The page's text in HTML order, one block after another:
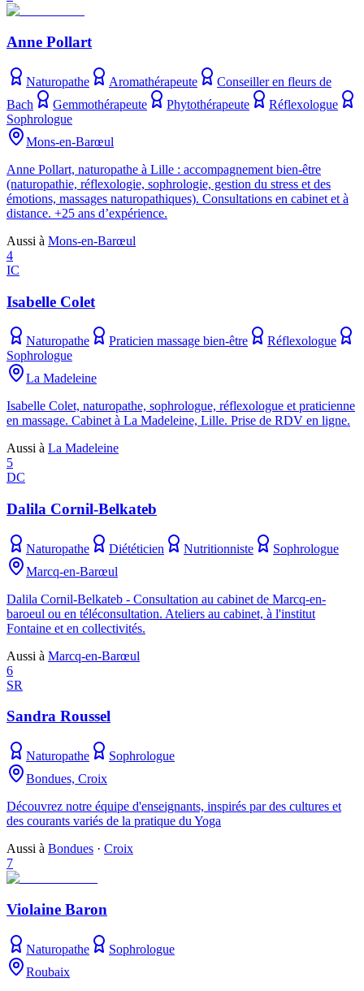
Anne Pollart
Naturopathe Aromathérapeute
Conseiller en fleurs de
Bach
Gemmothérapeute Phytothérapeute
Réflexologue
Sophrologue
Mons-en-Barœul
Anne Pollart, naturopathe à Lille : accompagnement bien-être
(naturopathie, réflexologie, sophrologie, gestion du stress et des
émotions, massages naturopathiques). Consultations en cabinet et à
distance. +25 ans d’expérience.
Aussi à Mons-en-Barœul
4
IC
Isabelle Colet
Naturopathe Praticien massage bien-être
Réflexologue
Sophrologue
La Madeleine
Isabelle Colet, naturopathe, sophrologue, réflexologue et praticienne
en massage. Cabinet à La Madeleine, Lille. Prise de RDV en ligne.
Aussi à La Madeleine
5
DC
Dalila Cornil-Belkateb
Naturopathe Diététicien Nutritionniste
Sophrologue
Marcq-en-Barœul
Dalila Cornil-Belkateb - Consultation au cabinet de Marcq-en-
baroeul ou en téléconsultation. Ateliers au cabinet, à l'institut
Fontaine et en collectivités.
Aussi à Marcq-en-Barœul
6
SR
Sandra Roussel
Naturopathe
Sophrologue
Bondues, Croix
Découvrez notre équipe d'enseignants, inspirés par des cultures et
des courants variés de la pratique du Yoga
Aussi à Bondues · Croix
7
Violaine Baron
Naturopathe
Sophrologue
Roubaix